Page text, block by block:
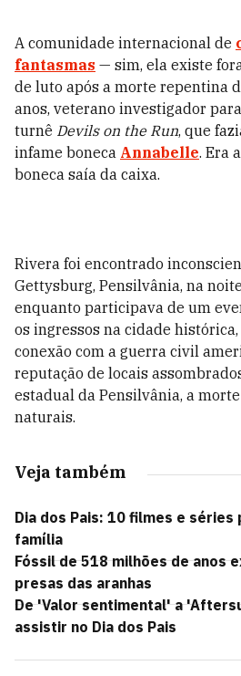
A comunidade internacional de
fantasmas — sim, ela existe
de luto após a morte repentina
anos, veterano investigador
turnê Devils on the Run, que
infame boneca Annabelle. Era
boneca saía da caixa.
Rivera foi encontrado
Gettysburg, Pensilvânia, na
enquanto participava de um
os ingressos na cidade
conexão com a guerra civil
reputação de locais
estadual da Pensilvânia, a
naturais.
Veja também
Dia dos Pais: 10 filmes e séries
família
Fóssil de 518 milhões de anos
presas das aranhas
De 'Valor sentimental' a
assistir no Dia dos Pais